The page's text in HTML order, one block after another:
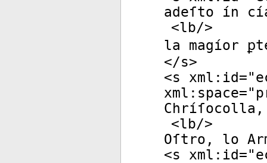
adeſto ín
<lb/>
la magíor
</s>
<s xml:id="
xml:space="
<lb/>
Oſtro, lo
<s xml:id="